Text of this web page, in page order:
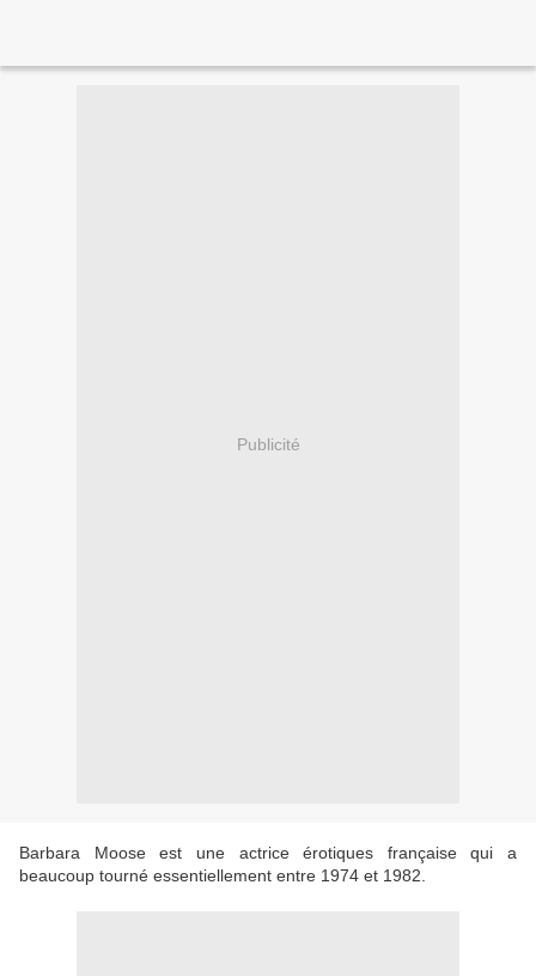
Publicité
Barbara Moose est une actrice érotiques française qui a
beaucoup tourné essentiellement entre 1974 et 1982.